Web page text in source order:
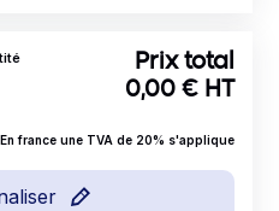
Prix total
0,00€ HT
En france une TVA de 20% s'applique